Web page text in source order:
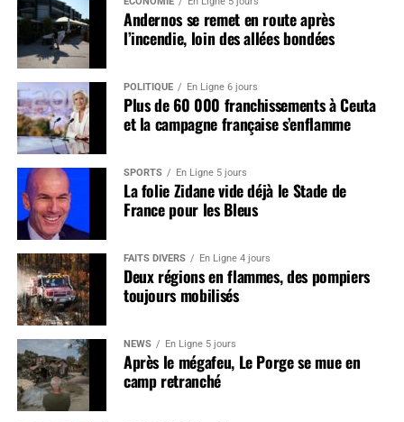
Andernos se remet en route après
l’incendie, loin des allées bondées
POLITIQUE En Ligne 6 jours
Plus de 60 000 franchissements à Ceuta
et la campagne française s’enflamme
SPORTS En Ligne 5 jours
La folie Zidane vide déjà le Stade de
France pour les Bleus
FAITS DIVERS En Ligne 4 jours
Deux régions en flammes, des pompiers
toujours mobilisés
NEWS En Ligne 5 jours
Après le mégafeu, Le Porge se mue en
camp retranché